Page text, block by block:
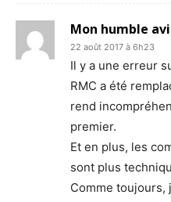
Mon humble
22 août 2017 à 6h23
Il y a une erreur
RMC a été
rend
premier.
Et en plus, les
sont plus
Comme